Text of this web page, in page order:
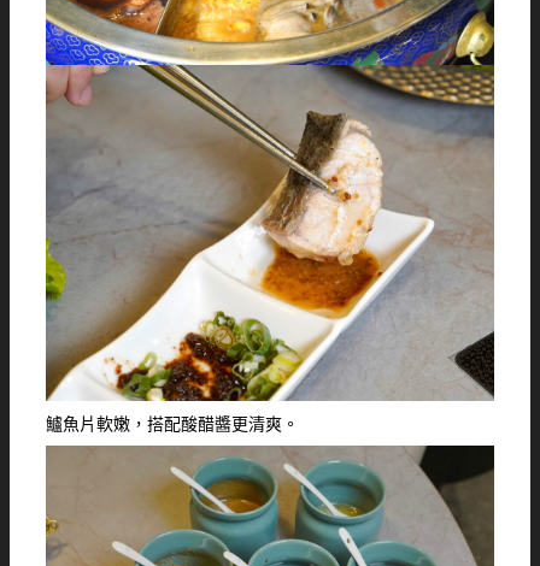
鱸魚片軟嫩，搭配酸醋醬更清爽。